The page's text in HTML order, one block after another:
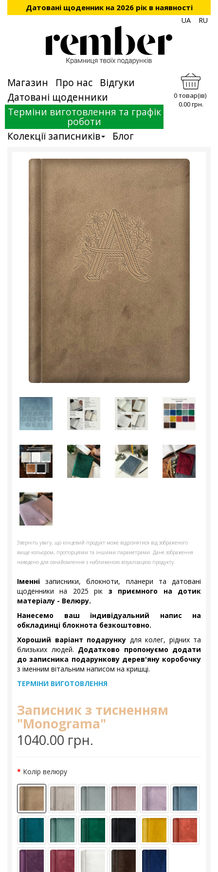
Датовані щоденник на 2026 рік в наявності
UA RU
Магазин Про нас
Відгуки
Датовані щоденники
Терміни виготовлення та графік
роботи
Колекції записників
Блог
0 товар(ів)
0.00 грн.
Зверніть увагу, що кінцевий продукт може відрізнятися від зображеного
вище кольором, пропорціями та іншими параметрами. Дане зображення
наведено для ознайомлення з наближеною візуалізацією продукту.
Іменні записники, блокноти, планери та датовані
щоденники на 2025 рік з приємного на дотик
матеріалу - Велюру.
Нанесемо ваш індивідуальний напис на
обкладинці блокнота безкоштовно.
Хороший варіант подарунку для колег, рідних та
близьких людей. Додатково пропонуємо додати
до записника подарункову дерев'яну коробочку
з іменним вітальним написом на кришці.
ТЕРМІНИ ВИГОТОВЛЕННЯ
Записник з тисненням
"Monograma"
1040.00 грн.
Колір велюру